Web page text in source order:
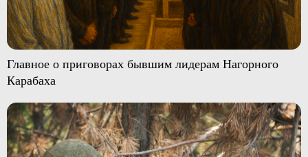
Главное о приговорах бывшим лидерам Нагорного
Карабаха